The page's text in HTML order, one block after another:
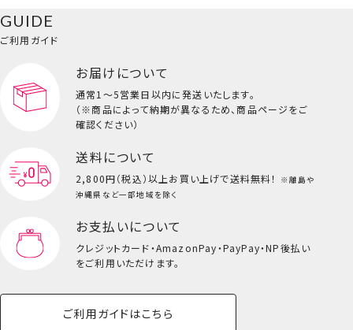
GUIDE
ご利用ガイド
お届けについて
通常1～5営業日以内に発送いたします。
（※商品によって納期が異なるため、商品ページをご
確認ください）
送料について
2,800円（税込）以上お買い上げで送料無料！
※離島や
沖縄県など一部地域を除く
お支払いについて
クレジットカード・AmazonPay・PayPay・NP後払い
をご利用いただけます。
ご利用ガイドはこちら